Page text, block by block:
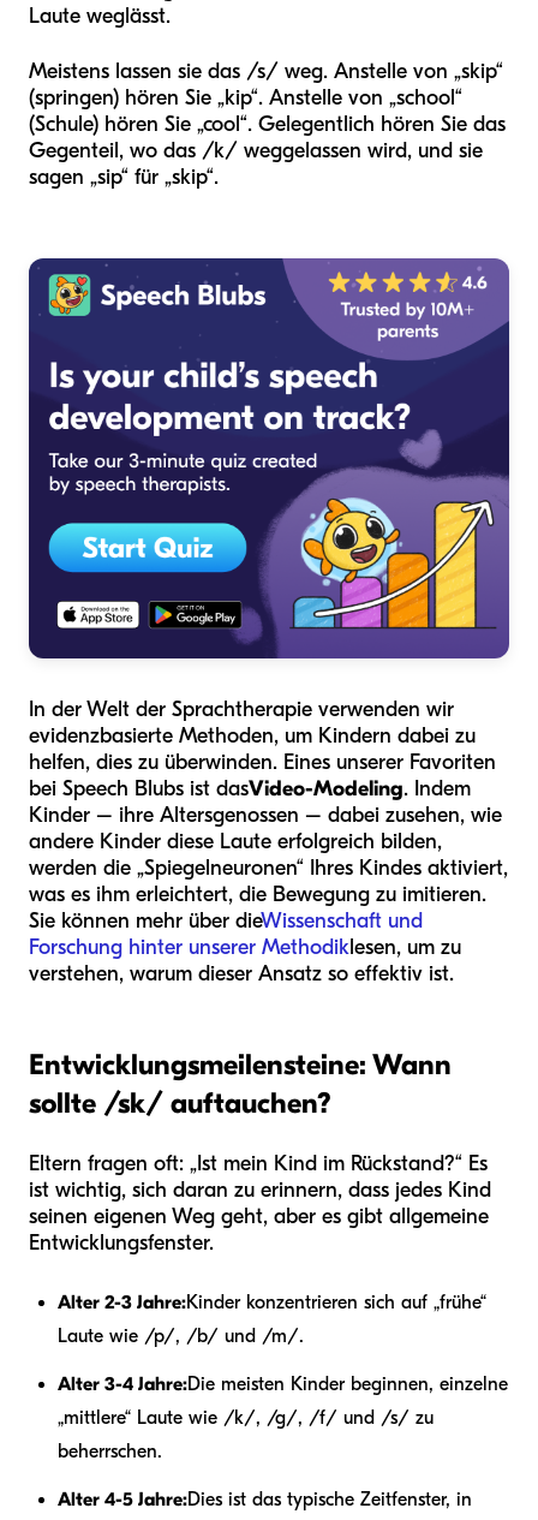
Laute weglässt.
Meistens lassen sie das /s/ weg. Anstelle von „skip“
(springen) hören Sie „kip“. Anstelle von „school“
(Schule) hören Sie „cool“. Gelegentlich hören Sie das
Gegenteil, wo das /k/ weggelassen wird, und sie
sagen „sip“ für „skip“.
In der Welt der Sprachtherapie verwenden wir
evidenzbasierte Methoden, um Kindern dabei zu
helfen, dies zu überwinden. Eines unserer Favoriten
bei Speech Blubs ist dasVideo-Modeling. Indem
Kinder – ihre Altersgenossen – dabei zusehen, wie
andere Kinder diese Laute erfolgreich bilden,
werden die „Spiegelneuronen“ Ihres Kindes aktiviert,
was es ihm erleichtert, die Bewegung zu imitieren.
Sie können mehr über dieWissenschaft und
Forschung hinter unserer Methodiklesen, um zu
verstehen, warum dieser Ansatz so effektiv ist.
Entwicklungsmeilensteine: Wann
sollte /sk/ auftauchen?
Eltern fragen oft: „Ist mein Kind im Rückstand?“ Es
ist wichtig, sich daran zu erinnern, dass jedes Kind
seinen eigenen Weg geht, aber es gibt allgemeine
Entwicklungsfenster.
Alter 2-3 Jahre:Kinder konzentrieren sich auf „frühe“
Laute wie /p/, /b/ und /m/.
Alter 3-4 Jahre:Die meisten Kinder beginnen, einzelne
„mittlere“ Laute wie /k/, /g/, /f/ und /s/ zu
beherrschen.
Alter 4-5 Jahre:Dies ist das typische Zeitfenster, in